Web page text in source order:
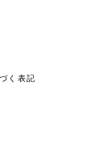
く表記